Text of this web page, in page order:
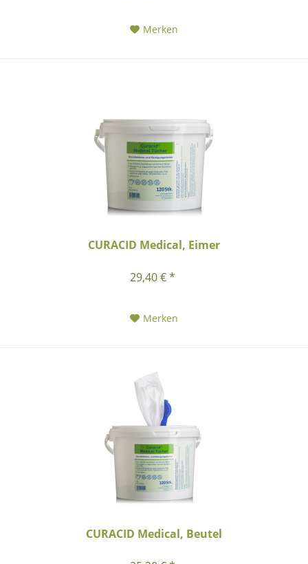
Merken
CURACID Medical, Eimer
29,40 € *
Merken
CURACID Medical, Beutel